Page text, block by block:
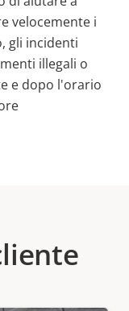
velocemente i
gli incidenti
illegali o
e dopo l'orario